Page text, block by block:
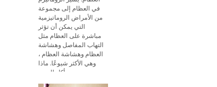
في العظام إلى مجموعة
من الأمراض الروماتيزمية
التي يمكن أن تؤثر
مباشرة على العظام مثل
التهاب المفاصل وهشاشة
العظام وهشاشة العظام ،
وهي الأكثر شيوعًا. ماذا
نأكل للمس